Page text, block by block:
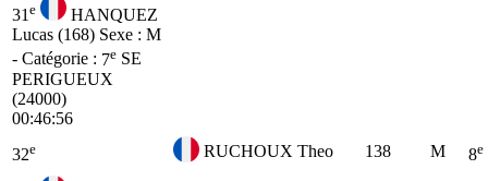
31 e
HANQUEZ
Lucas (168) Sexe : M
- Catégorie : 7e SE
PERIGUEUX
(24000)
00:46:56
32e RUCHOUX Theo 138 M 8e